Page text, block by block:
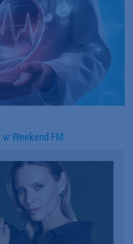
w Weekend FM